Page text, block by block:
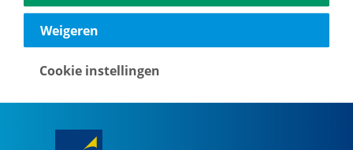
040-2696949
Weigeren
Cookie instellingen